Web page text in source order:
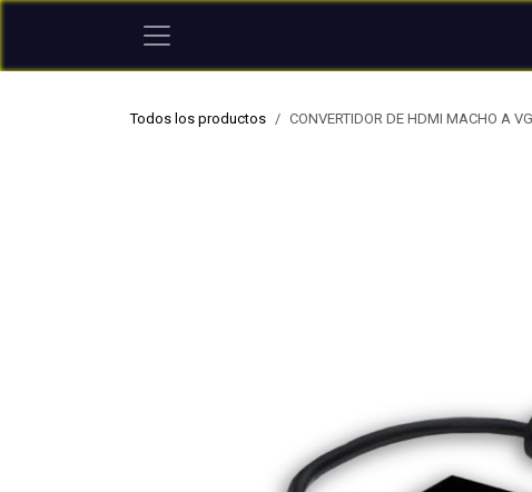
Ir al contenido
Todos los productos CONVERTIDOR DE HDMI MACHO A